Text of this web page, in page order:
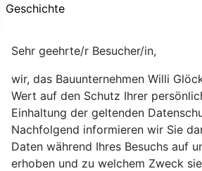
Geschichte
Sehr geehrte/r Besucher/in,
wir, das Bauunternehmen Willi
Wert auf den Schutz Ihrer
Einhaltung der geltenden
Nachfolgend informieren wir Sie
Daten während Ihres Besuchs auf
erhoben und zu welchem Zweck